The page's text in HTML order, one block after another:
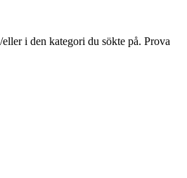
i den kategori du sökte på. Prova